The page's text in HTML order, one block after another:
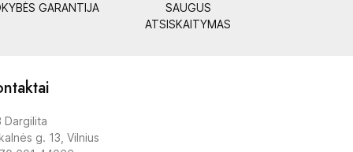
GARANTIJA
SAUGUS
ATSISKAITYMAS
Dargilita
g. 13, Vilnius